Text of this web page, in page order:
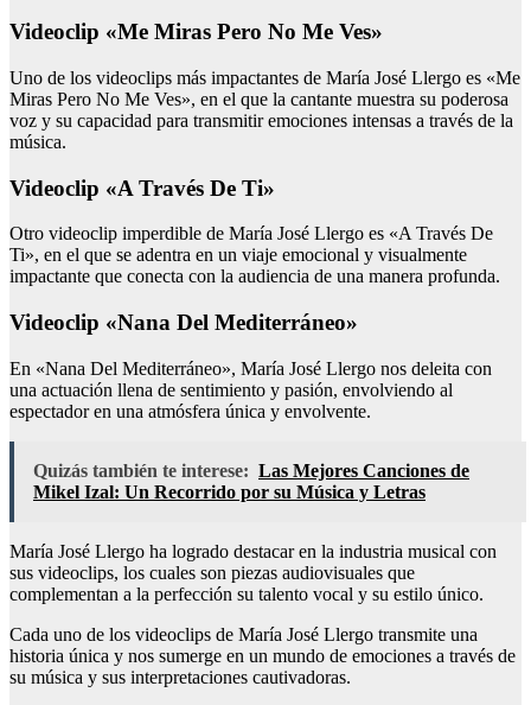
Videoclip «Me Miras Pero No Me Ves»
Uno de los videoclips más impactantes de María José Llergo es «Me
Miras Pero No Me Ves», en el que la cantante muestra su poderosa
voz y su capacidad para transmitir emociones intensas a través de la
música.
Videoclip «A Través De Ti»
Otro videoclip imperdible de María José Llergo es «A Través De
Ti», en el que se adentra en un viaje emocional y visualmente
impactante que conecta con la audiencia de una manera profunda.
Videoclip «Nana Del Mediterráneo»
En «Nana Del Mediterráneo», María José Llergo nos deleita con
una actuación llena de sentimiento y pasión, envolviendo al
espectador en una atmósfera única y envolvente.
Quizás también te interese: Las Mejores Canciones de
Mikel Izal: Un Recorrido por su Música y Letras
María José Llergo ha logrado destacar en la industria musical con
sus videoclips, los cuales son piezas audiovisuales que
complementan a la perfección su talento vocal y su estilo único.
Cada uno de los videoclips de María José Llergo transmite una
historia única y nos sumerge en un mundo de emociones a través de
su música y sus interpretaciones cautivadoras.